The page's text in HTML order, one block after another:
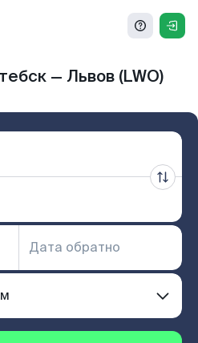
— Львов (LWO)